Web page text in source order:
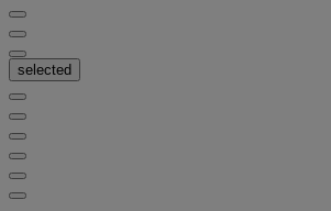
selected